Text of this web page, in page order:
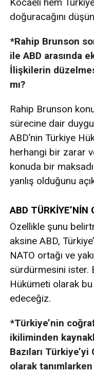
Kocaeli hem
doğuracağını
*Rahip Brunson
ile ABD arasında
İlişkilerin
mı?
Rahip Brunson
sürecine dair
ABD’nin Türkiye
herhangi bir zarar
konuda bir
yanlış olduğunu
ABD TÜRKİYE’NİN
Özellikle şunu
aksine ABD,
NATO ortağı ve
sürdürmesini ister.
Hükümeti olarak
edeceğiz.
*Türkiye’nin
ikiliminden
Bazıları
olarak